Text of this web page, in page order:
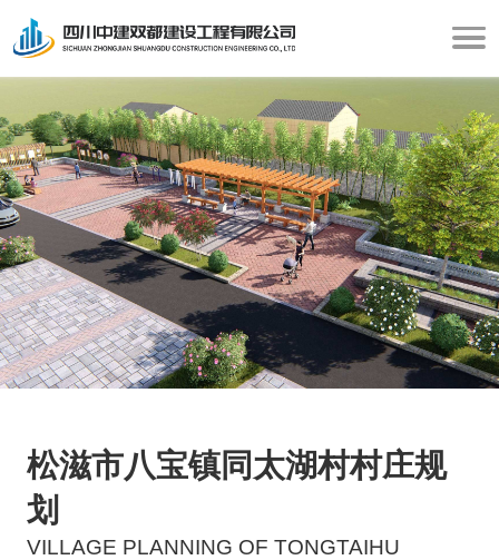
松滋市八宝镇同太湖村村庄规
划
VILLAGE PLANNING OF TONGTAIHU